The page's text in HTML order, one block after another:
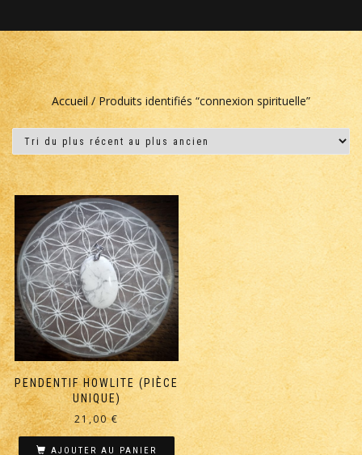
Accueil/ Produits identifiés “connexion spirituelle”
PENDENTIF HOWLITE (PIÈCE
UNIQUE)
21,00€
AJOUTER AU PANIER